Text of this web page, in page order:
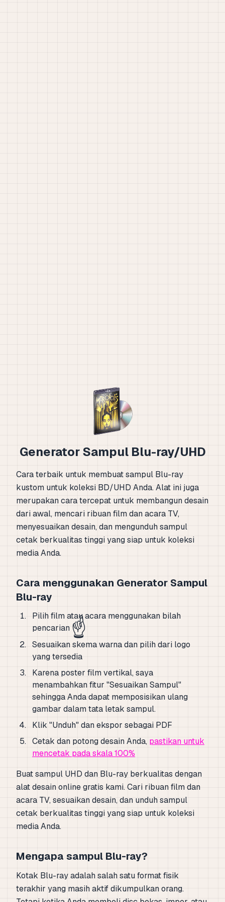
Generator Sampul Blu-ray/UHD
Cara terbaik untuk membuat sampul Blu-ray
kustom untuk koleksi BD/UHD Anda. Alat ini juga
merupakan cara tercepat untuk membangun desain
dari awal, mencari ribuan film dan acara TV,
menyesuaikan desain, dan mengunduh sampul
cetak berkualitas tinggi yang siap untuk koleksi
media Anda.
Cara menggunakan Generator Sampul
Blu-ray
Pilih film atau acara menggunakan bilah
pencarian ☝️
Sesuaikan skema warna dan pilih dari logo
yang tersedia
Karena poster film vertikal, saya
menambahkan fitur "Sesuaikan Sampul"
sehingga Anda dapat memposisikan ulang
gambar dalam tata letak sampul.
Klik "Unduh" dan ekspor sebagai PDF
Cetak dan potong desain Anda, pastikan untuk
mencetak pada skala 100%
Buat sampul UHD dan Blu-ray berkualitas dengan
alat desain online gratis kami. Cari ribuan film dan
acara TV, sesuaikan desain, dan unduh sampul
cetak berkualitas tinggi yang siap untuk koleksi
media Anda.
Mengapa sampul Blu-ray?
Kotak Blu-ray adalah salah satu format fisik
terakhir yang masih aktif dikumpulkan orang.